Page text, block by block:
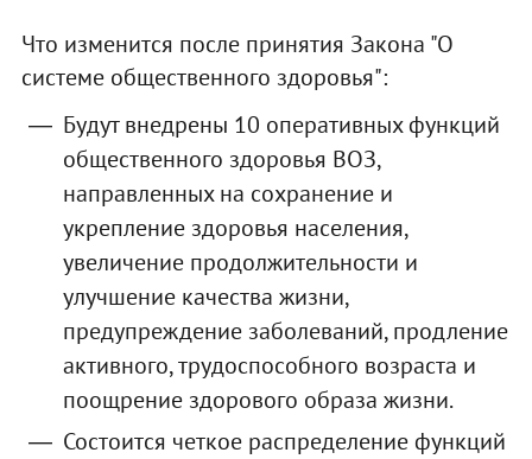
Что изменится после принятия Закона "О
системе общественного здоровья":
Будут внедрены 10 оперативных функций
общественного здоровья ВОЗ,
направленных на сохранение и
укрепление здоровья населения,
увеличение продолжительности и
улучшение качества жизни,
предупреждение заболеваний, продление
активного, трудоспособного возраста и
поощрение здорового образа жизни.
Состоится четкое распределение функций